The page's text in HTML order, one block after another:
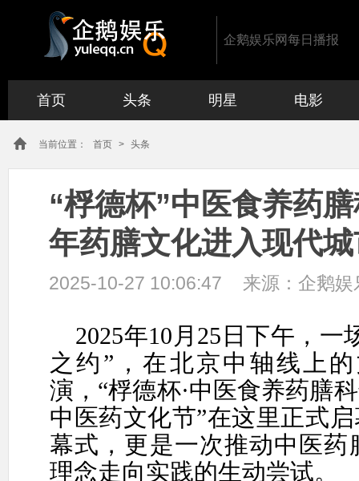
企鹅娱乐网每日播报
首页 头条 明星 电影
当前位置： 首页 > 头条
“桴德杯”中医食养药
年药膳文化进入现代
2025-10-27 10:06:47 来源： 企鹅
2025年10月25日下午，
之约”，在北京中轴线上
演 ， “桴德杯·中医食养药膳
中医药文化节”在这里正式
幕式，更是一次推动中医
理念走向实践的生动尝试。